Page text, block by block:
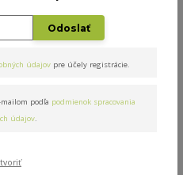
Odoslať
údajov pre účely registrácie.
podľa podmienok spracovania
údajov.